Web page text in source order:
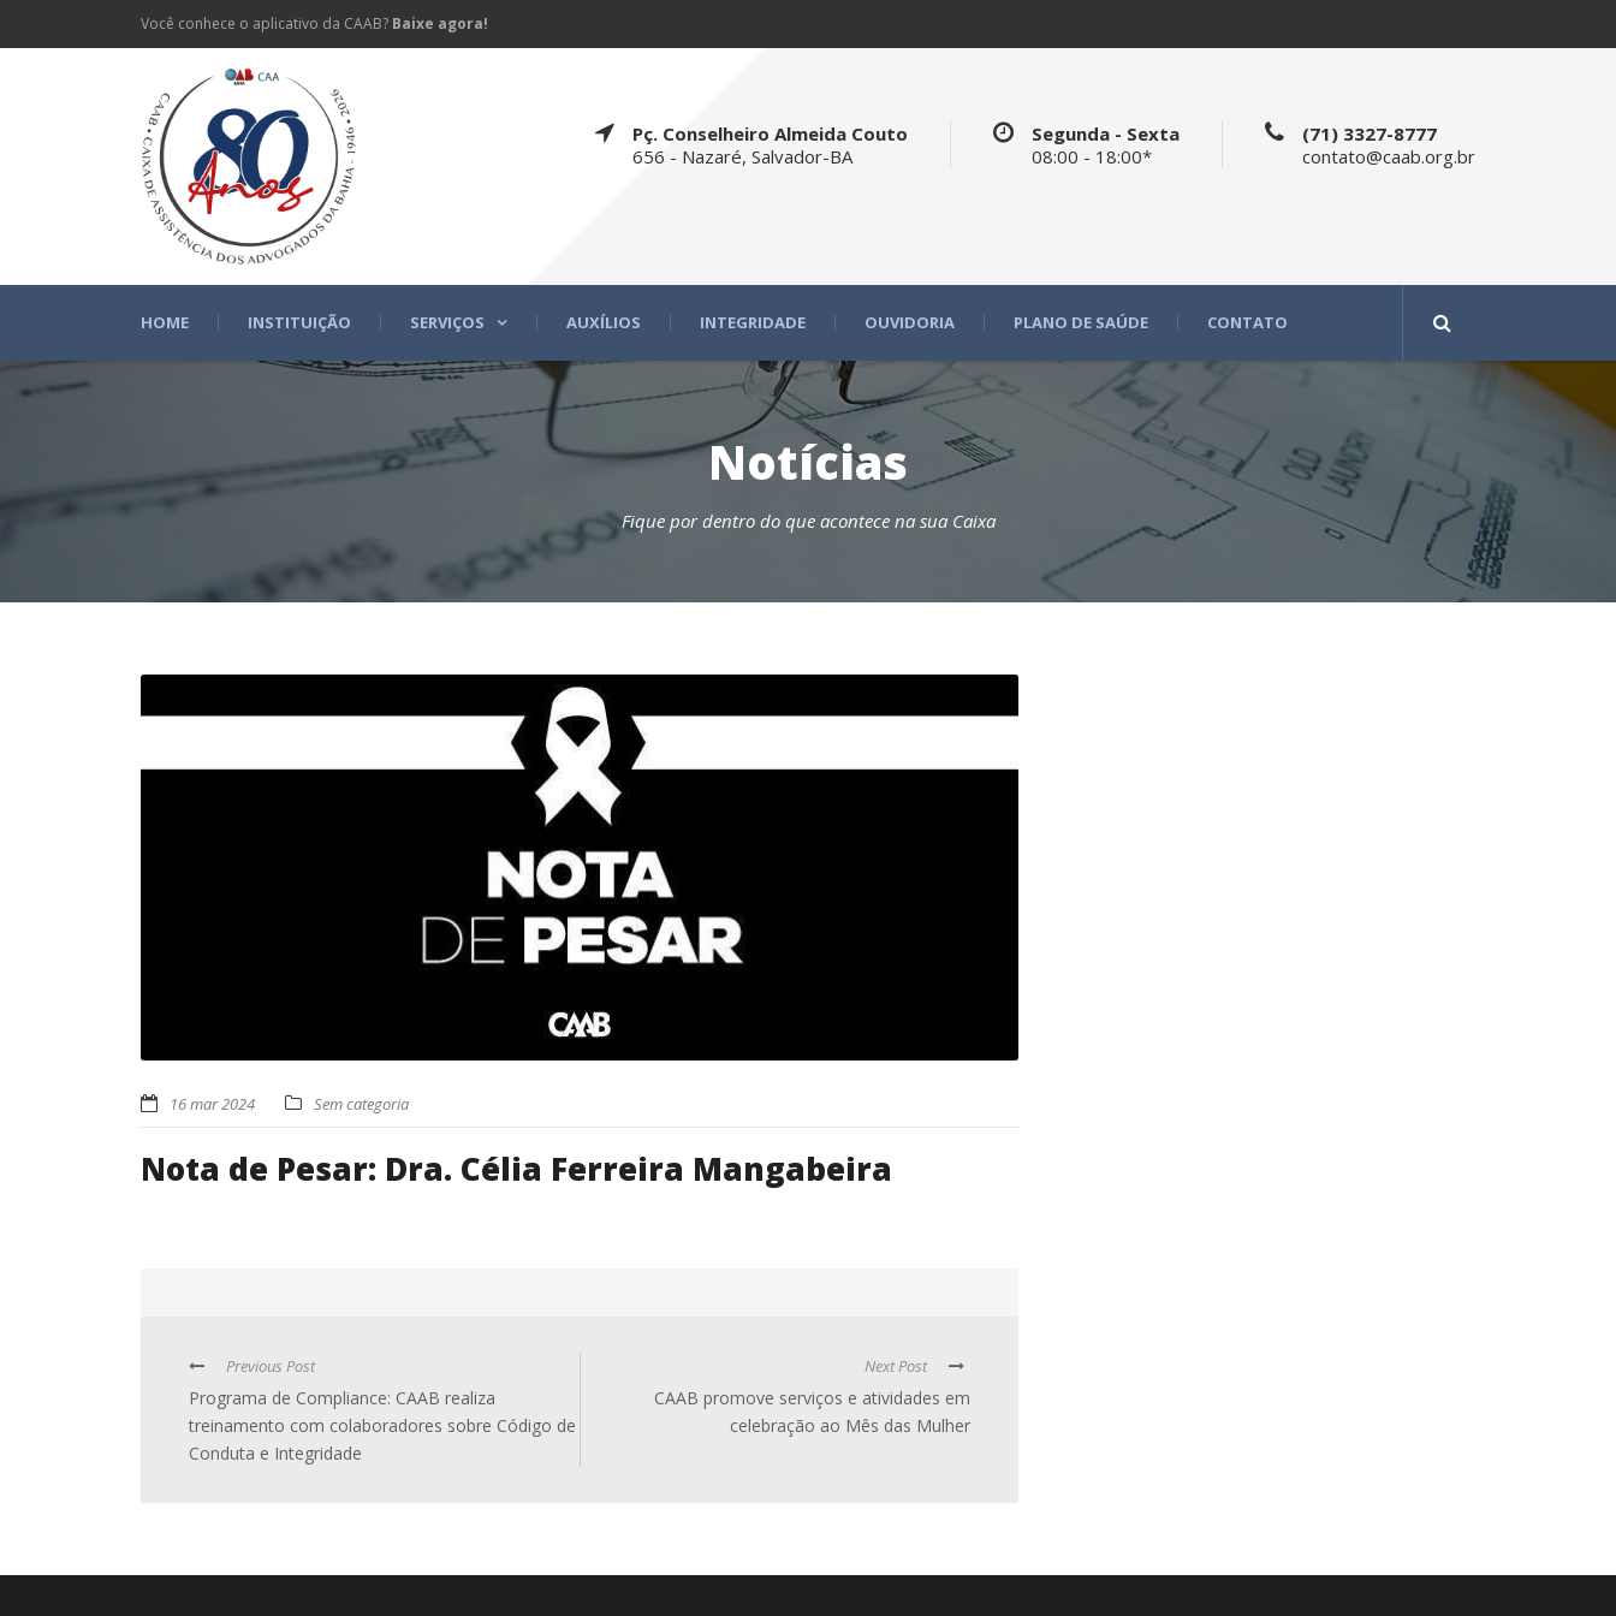
Você conhece o aplicativo da CAAB? Baixe agora!
Pç. Conselheiro Almeida Couto
656 - Nazaré, Salvador-BA
Segunda - Sexta
08:00 - 18:00*
(71) 3327-8777
contato@caab.org.br
HOME INSTITUIÇÃO SERVIÇOS AUXÍLIOS INTEGRIDADE OUVIDORIA PLANO DE SAÚDE CONTATO
Notícias
Fique por dentro do que acontece na sua Caixa
16 mar 2024 Sem categoria
Nota de Pesar: Dra. Célia Ferreira Mangabeira
Previous Post
Programa de Compliance: CAAB realiza
treinamento com colaboradores sobre Código de
Conduta e Integridade
Next Post
CAAB promove serviços e atividades em
celebração ao Mês das Mulher